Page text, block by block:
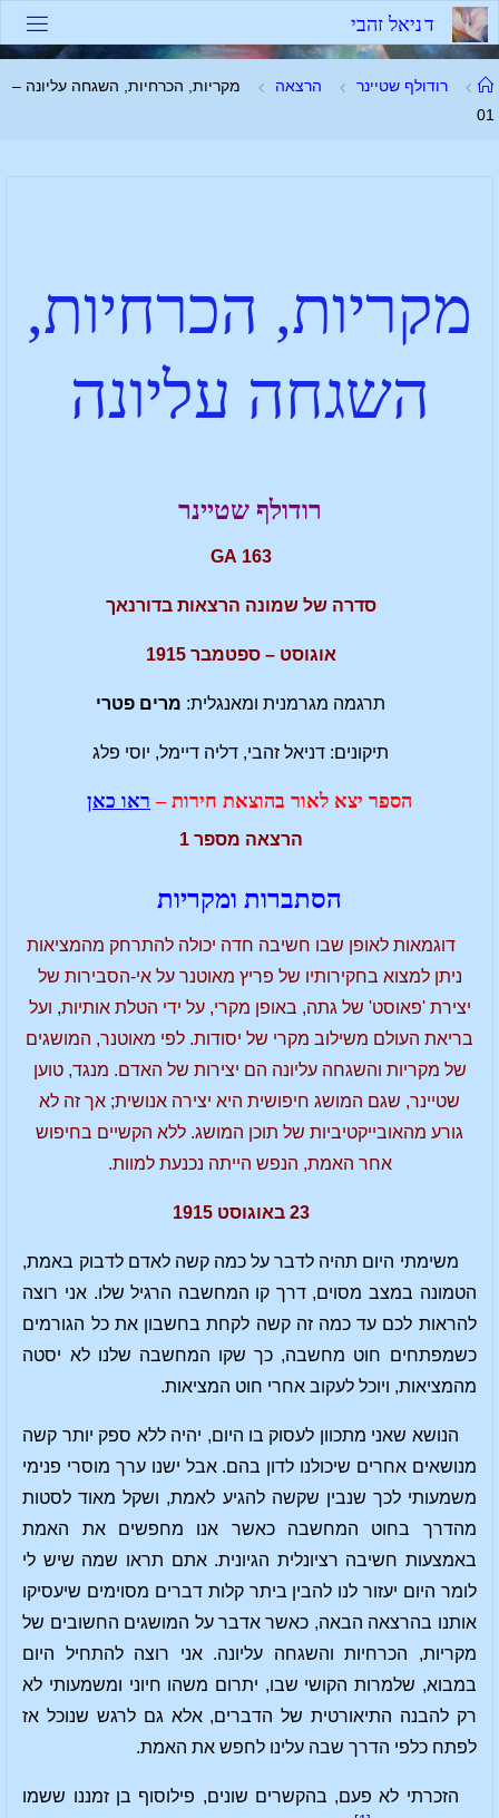
דניאל זהבי
רודולף שטיינר הרצאה
מקריות, הכרחיות, השגחה עליונה –
01
מקריות, הכרחיות,
השגחה עליונה
רודולף שטיינר
163 GA
סדרה של שמונה הרצאות בדורנאך
אוגוסט – ספטמבר 1915
תרגמה מגרמנית ומאנגלית: מרים פטרי
תיקונים: דניאל זהבי, דליה דיימל, יוסי פלג
הספר יצא לאור בהוצאת חירות – ראו כאן
הרצאה מספר 1
הסתברות ומקריות
דוגמאות לאופן שבו חשיבה חדה יכולה להתרחק מהמציאות
ניתן למצוא בחקירותיו של פריץ מאוטנר על אי-הסבירות של
יצירת 'פאוסט' של גתה, באופן מקרי, על ידי הטלת אותיות, ועל
בריאת העולם משילוב מקרי של יסודות. לפי מאוטנר, המושגים
של מקריות והשגחה עליונה הם יצירות של האדם. מנגד, טוען
שטיינר, שגם המושג חיפושית היא יצירה אנושית; אך זה לא
גורע מהאובייקטיביות של תוכן המושג. ללא הקשיים בחיפוש
אחר האמת, הנפש הייתה נכנעת למוות.
23 באוגוסט 1915
משימתי היום תהיה לדבר על כמה קשה לאדם לדבוק באמת,
הטמונה במצב מסוים, דרך קו המחשבה הרגיל שלו. אני רוצה
להראות לכם עד כמה זה קשה לקחת בחשבון את כל הגורמים
כשמפתחים חוט מחשבה, כך שקו המחשבה שלנו לא יסטה
מהמציאות, ויוכל לעקוב אחרי חוט המציאות.
הנושא שאני מתכוון לעסוק בו היום, יהיה ללא ספק יותר קשה
מנושאים אחרים שיכולנו לדון בהם. אבל ישנו ערך מוסרי פנימי
משמעותי לכך שנבין שקשה להגיע לאמת, ושקל מאוד לסטות
מהדרך בחוט המחשבה כאשר אנו מחפשים את האמת
באמצעות חשיבה רציונלית הגיונית. אתם תראו שמה שיש לי
לומר היום יעזור לנו להבין ביתר קלות דברים מסוימים שיעסיקו
אותנו בהרצאה הבאה, כאשר אדבר על המושגים החשובים של
מקריות, הכרחיות והשגחה עליונה. אני רוצה להתחיל היום
במבוא, שלמרות הקושי שבו, יתרום משהו חיוני ומשמעותי לא
רק להבנה התיאורטית של הדברים, אלא גם לרגש שנוכל אז
לפתח כלפי הדרך שבה עלינו לחפש את האמת.
הזכרתי לא פעם, בהקשרים שונים, פילוסוף בן זמננו ששמו